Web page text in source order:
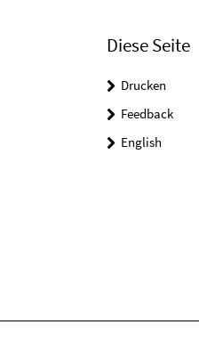
Diese Seite
Drucken
Feedback
English